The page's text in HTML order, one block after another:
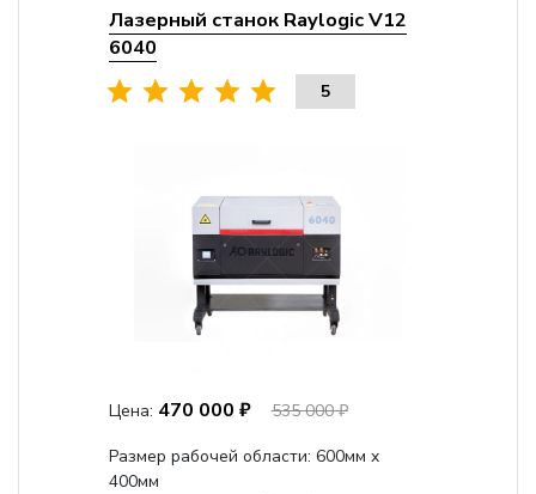
Лазерный станок Raylogic V12
6040
5
Цена: 470 000 ₽
535 000 ₽
Размер рабочей области: 600мм x
400мм